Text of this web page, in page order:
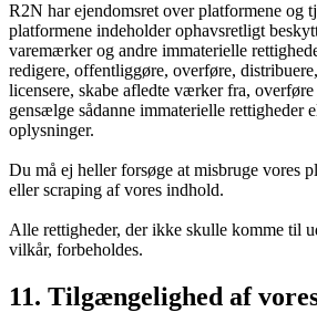
R2N har ejendomsret over platformene og
platformene indeholder ophavsretligt
varemærker og andre immaterielle
redigere, offentliggøre, overføre,
licensere, skabe afledte værker fra,
gensælge sådanne immaterielle rettigheder
oplysninger.
Du må ej heller forsøge at misbruge vores
eller scraping af vores indhold.
Alle rettigheder, der ikke skulle komme til
vilkår, forbeholdes.
11. Tilgængelighed af